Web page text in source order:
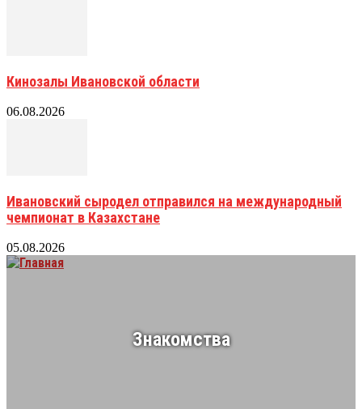
Кинозалы Ивановской области
06.08.2026
Ивановский сыродел отправился на международный
чемпионат в Казахстане
05.08.2026
Знакомства